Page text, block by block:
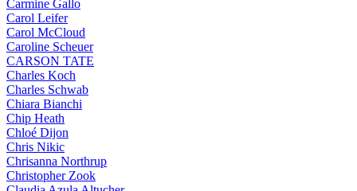
Carmine Gallo
Carol Leifer
Carol McCloud
Caroline Scheuer
CARSON TATE
Charles Koch
Charles Schwab
Chiara Bianchi
Chip Heath
Chloé Dijon
Chris Nikic
Chrisanna Northrup
Christopher Zook